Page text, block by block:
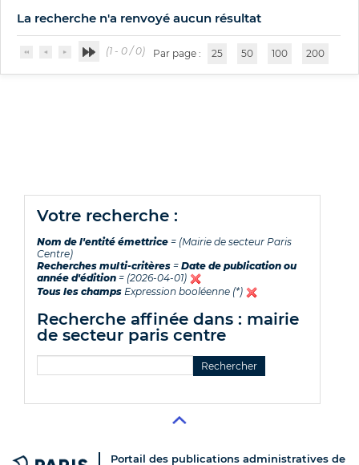
La recherche n'a renvoyé aucun résultat
(1 - 0 / 0) Par page : 25 50 100 200
votre recherche :
Nom de l'entité émettrice = (Mairie de secteur Paris
Centre)
Recherches multi-critères = Date de publication ou
année d'édition = (2026-04-01)
Tous les champs Expression booléenne (*)
recherche affinée dans : mairie
de secteur paris centre
Portail des publications administratives de